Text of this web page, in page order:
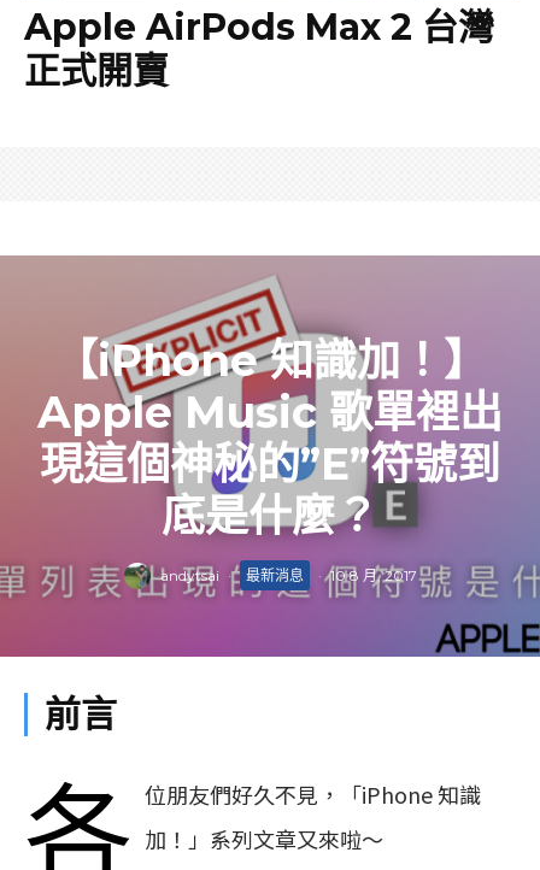
Apple AirPods Max 2 台灣
正式開賣
【iPhone 知識加！】
Apple Music 歌單裡出
現這個神秘的”E”符號到
底是什麼？
andytsai · 最新消息 · 10 8 月, 2017
前言
各 位朋友們好久不見，「iPhone 知識
加！」系列文章又來啦～